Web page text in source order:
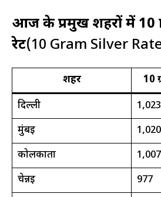
आज के प्रमुख शहरों में 10
रेट(10 Gram Silver
शहर
10
दिल्ली
1,023
मुंबई
1,020
कोलकाता
1,007
चेन्नई
977